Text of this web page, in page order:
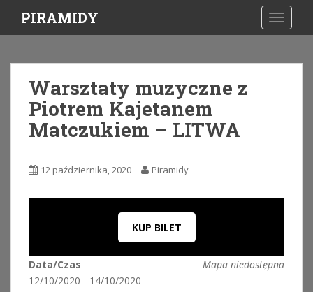
i
PIRAMIDY
Warsztaty muzyczne z
Piotrem Kajetanem
Matczukiem – LITWA
12 października, 2020 Piramidy
KUP BILET
Mapa niedostępna
Data/Czas
12/10/2020 - 14/10/2020